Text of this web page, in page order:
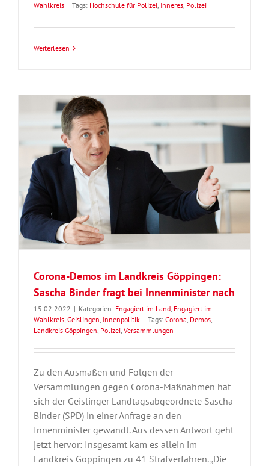
Wahlkreis | Tags: Hochschule für Polizei, Inneres, Polizei
Weiterlesen
Corona-Demos im Landkreis Göppingen:
Sascha Binder fragt bei Innenminister nach
15.02.2022 | Kategorien: Engagiert im Land Engagiert im
Wahlkreis Geislingen Innenpolitik | Tags: Corona Demos
Landkreis Göppingen Polizei Versammlungen
Zu den Ausmaßen und Folgen der
Versammlungen gegen Corona-Maßnahmen hat
sich der Geislinger Landtagsabgeordnete Sascha
Binder (SPD) in einer Anfrage an den
Innenminister gewandt. Aus dessen Antwort geht
jetzt hervor: Insgesamt kam es allein im
Landkreis Göppingen zu 41 Strafverfahren. „Die